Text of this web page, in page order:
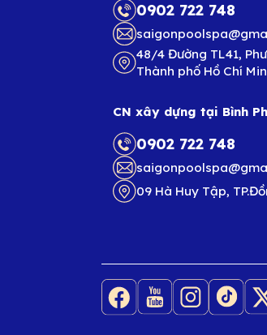
0902 722 748
48/4 Đường TL41,
Thành phố Hồ Chí
CN xây dựng tại Bình
0902 722 748
09 Hà Huy Tập,